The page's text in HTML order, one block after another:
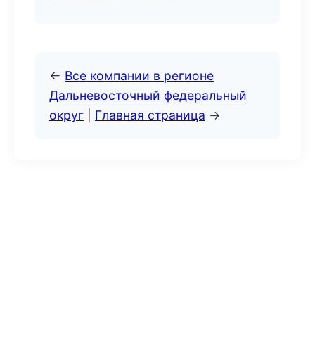
← Все компании в регионе
Дальневосточный федеральный
округ
Главная страница →